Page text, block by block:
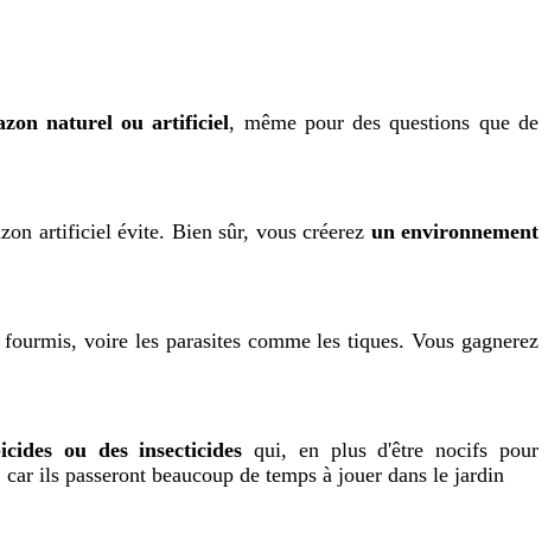
naturel ou artificiel, même pour des questions que de
artificiel évite. Bien sûr, vous créerez un environnement
voire les parasites comme les tiques. Vous gagnerez
ou des insecticides qui, en plus d'être nocifs pour
ils passeront beaucoup de temps à jouer dans le jardin